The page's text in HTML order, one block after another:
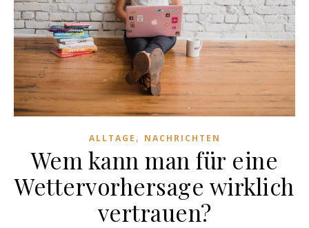
ALLTAGE , NACHRICHTEN
Wem kann man für eine
Wettervorhersage wirklich
vertrauen?